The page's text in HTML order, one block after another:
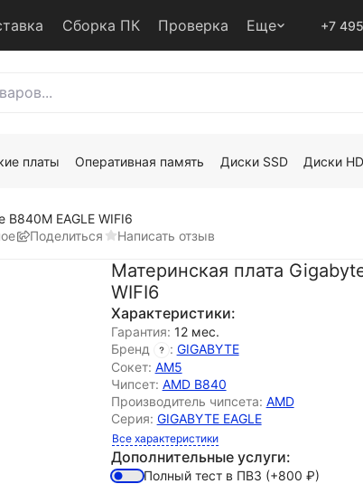
Сборка ПК Проверка Еще +7
платы Оперативная память Диски SSD Диски
B840M EAGLE WIFI6
Поделиться Написать отзыв
Материнская плата
WIFI6
Характеристики:
Гарантия: 12 мес.
Бренд
: GIGABYTE
Сокет: AM5
Чипсет: AMD B840
Производитель чипсета: AMD
Серия: GIGABYTE EAGLE
Все характеристики
Дополнительные услуги:
Полный тест в ПВЗ (+800 ₽)